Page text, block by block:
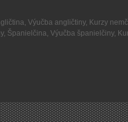
, Výučba angličtiny, Kurzy
, Španielčina, Výučba španielčiny,